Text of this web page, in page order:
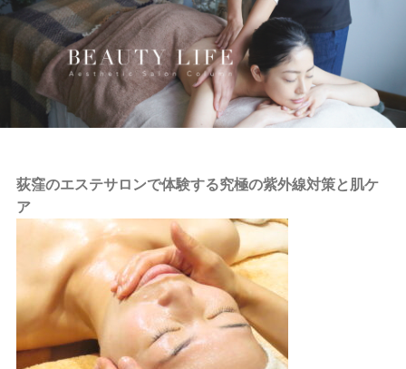
荻窪のエステサロンで体験する究極の紫外線対策と肌ケ
ア